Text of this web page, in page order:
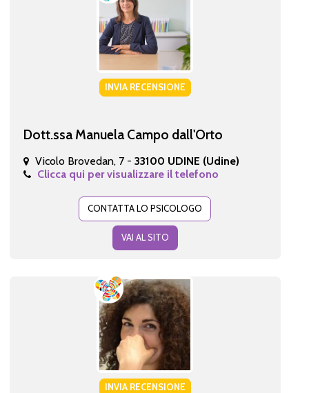
INVIA RECENSIONE
Dott.ssa Manuela Campo dall'Orto
Vicolo Brovedan, 7 - 33100 UDINE (Udine)
Clicca qui per visualizzare il telefono
CONTATTA LO PSICOLOGO
VAI AL SITO
INVIA RECENSIONE